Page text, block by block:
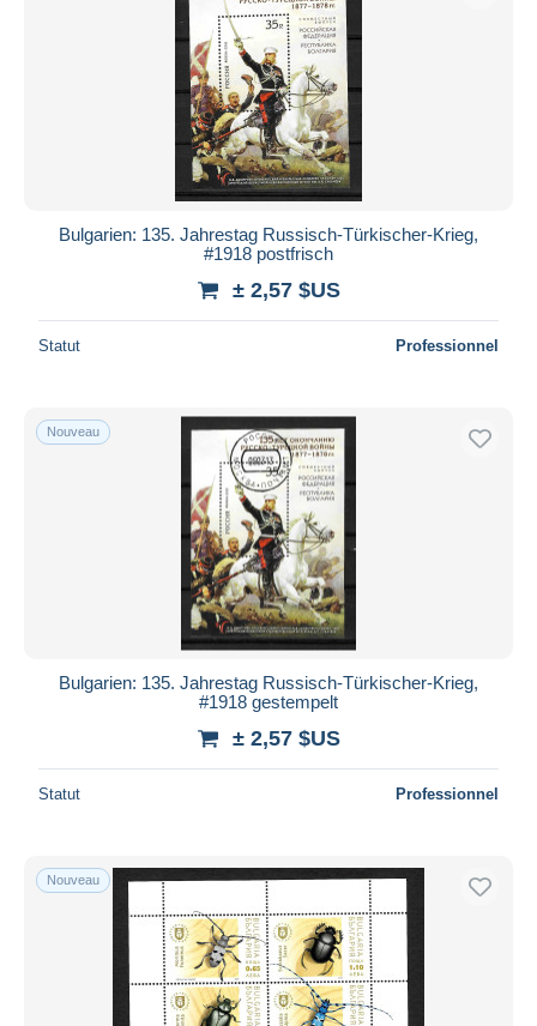
Bulgarien: 135. Jahrestag Russisch-Türkischer-Krieg,
#1918 postfrisch
± 2,57 $US
Statut Professionnel
Nouveau
Bulgarien: 135. Jahrestag Russisch-Türkischer-Krieg,
#1918 gestempelt
± 2,57 $US
Statut Professionnel
Nouveau